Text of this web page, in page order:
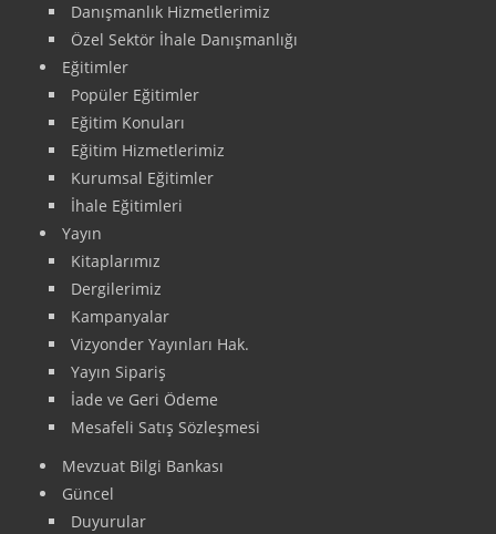
Danışmanlık Hizmetlerimiz
Özel Sektör İhale Danışmanlığı
Eğitimler
Popüler Eğitimler
Eğitim Konuları
Eğitim Hizmetlerimiz
Kurumsal Eğitimler
İhale Eğitimleri
Yayın
Kitaplarımız
Dergilerimiz
Kampanyalar
Vizyonder Yayınları Hak.
Yayın Sipariş
İade ve Geri Ödeme
Mesafeli Satış Sözleşmesi
Mevzuat Bilgi Bankası
Güncel
Duyurular